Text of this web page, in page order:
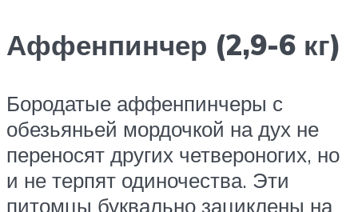
Аффенпинчер (2,9-6 кг)
Бородатые аффенпинчеры с
обезьяньей мордочкой на дух не
переносят других четвероногих, но
и не терпят одиночества. Эти
питомцы буквально зациклены на